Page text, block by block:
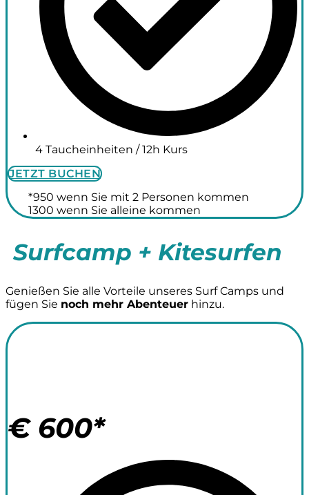
4 Taucheinheiten / 12h Kurs
JETZT BUCHEN
*950 wenn Sie mit 2 Personen kommen
1300 wenn Sie alleine kommen
Surfcamp + Kitesurfen
Genießen Sie alle Vorteile unseres Surf Camps und
fügen Sie noch mehr Abenteuer hinzu.
€ 600*